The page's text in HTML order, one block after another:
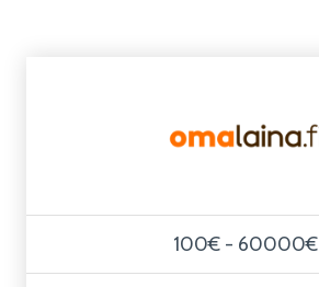
100€ - 60000€